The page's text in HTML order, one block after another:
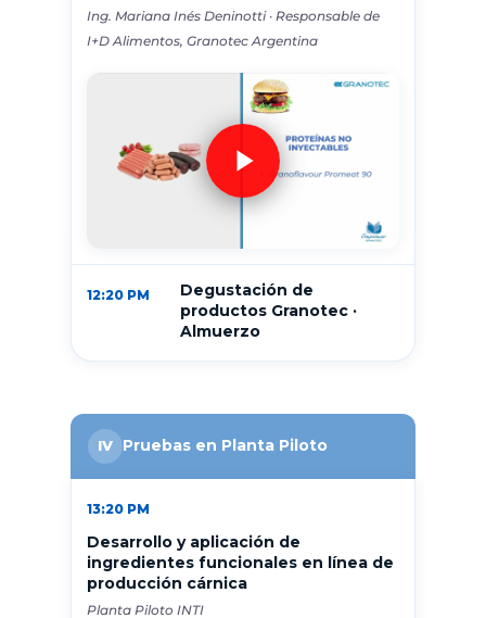
Ing. Mariana Inés Deninotti · Responsable de
I+D Alimentos, Granotec Argentina
12:20 PM
Degustación de
productos Granotec ·
Almuerzo
IV Pruebas en Planta Piloto
13:20 PM
Desarrollo y aplicación de
ingredientes funcionales en línea de
producción cárnica
Planta Piloto INTI